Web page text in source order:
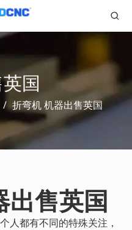
国
/ 折弯机 机器出售英国
出售英国
个人都有不同的特殊关注，